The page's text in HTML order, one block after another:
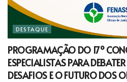
DESTAQUE
PROGRAMAÇÃO DO 17º
ESPECIALISTAS PARA
DESAFIOS E O FUTURO DOS